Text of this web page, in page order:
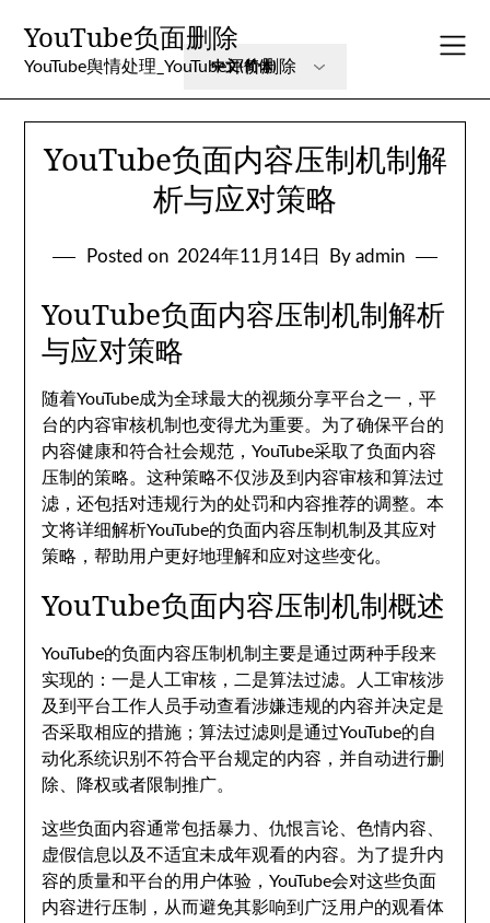
content
YouTube负面删除
YouTube舆情处理_YouTube评价删除
YouTube负面内容压制机制解
析与应对策略
Posted on 2024年11月14日 By admin
YouTube负面内容压制机制解析
与应对策略
随着YouTube成为全球最大的视频分享平台之一，平
台的内容审核机制也变得尤为重要。为了确保平台的
内容健康和符合社会规范，YouTube采取了负面内容
压制的策略。这种策略不仅涉及到内容审核和算法过
滤，还包括对违规行为的处罚和内容推荐的调整。本
文将详细解析YouTube的负面内容压制机制及其应对
策略，帮助用户更好地理解和应对这些变化。
YouTube负面内容压制机制概述
YouTube的负面内容压制机制主要是通过两种手段来
实现的：一是人工审核，二是算法过滤。人工审核涉
及到平台工作人员手动查看涉嫌违规的内容并决定是
否采取相应的措施；算法过滤则是通过YouTube的自
动化系统识别不符合平台规定的内容，并自动进行删
除、降权或者限制推广。
这些负面内容通常包括暴力、仇恨言论、色情内容、
虚假信息以及不适宜未成年观看的内容。为了提升内
容的质量和平台的用户体验，YouTube会对这些负面
内容进行压制，从而避免其影响到广泛用户的观看体